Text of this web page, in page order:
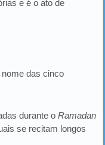
e é o ato de
das cinco
durante o Ramadan
se recitam longos